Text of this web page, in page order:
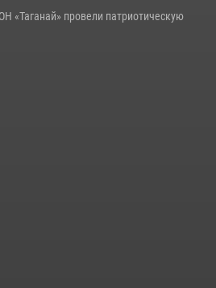
провели патриотическую